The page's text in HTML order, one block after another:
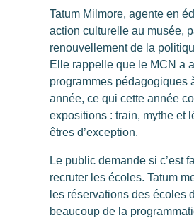
Tatum Milmore, agente en
action culturelle au musée,
renouvellement de la
Elle rappelle que le MCN a
programmes pédagogiques
année, ce qui cette année
expositions : train, mythe et
êtres d’exception.
Le public demande si c’est
recruter les écoles. Tatum
les réservations des écoles
beaucoup de la